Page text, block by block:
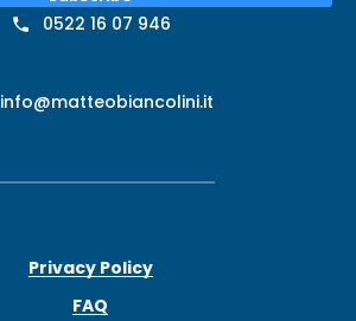
Privacy Policy
FAQ
0522 16 07 946
info@matteobiancolini.it